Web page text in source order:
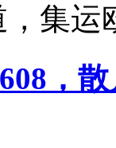
集运
，